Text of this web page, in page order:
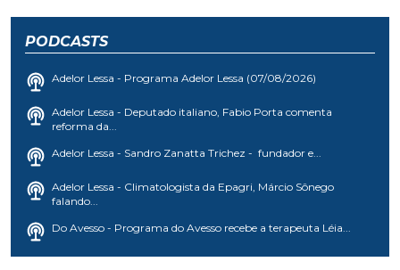
PODCASTS
Adelor Lessa - Programa Adelor Lessa (07/08/2026)
Adelor Lessa - Deputado italiano, Fabio Porta comenta
reforma da...
Adelor Lessa - Sandro Zanatta Trichez - fundador e...
Adelor Lessa - Climatologista da Epagri, Márcio Sônego
falando...
Do Avesso - Programa do Avesso recebe a terapeuta Léia...